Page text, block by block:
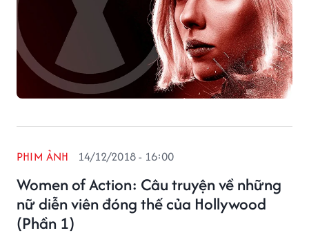
Women of Action: Câu truyện về những
nữ diễn viên đóng thế của Hollywood
(Phần 1)
PHIM ẢNH 14/12/2018 - 16:00